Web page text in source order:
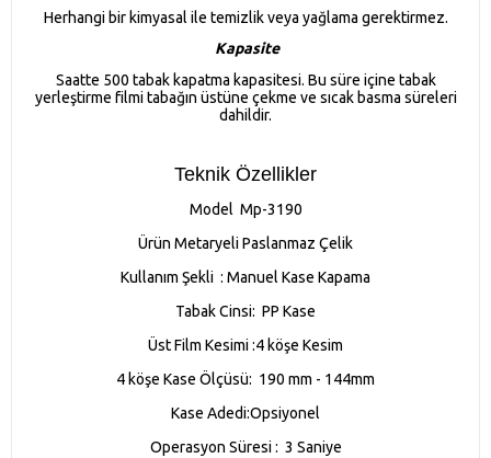
Herhangi bir kimyasal ile temizlik veya yağlama gerektirmez.
Kapasite
Saatte 500 tabak kapatma kapasitesi. Bu süre içine tabak
yerleştirme filmi tabağın üstüne çekme ve sıcak basma süreleri
dahildir.
Teknik Özellikler
Model Mp-3190
Ürün Metaryeli Paslanmaz Çelik
Kullanım Şekli : Manuel Kase Kapama
Tabak Cinsi: PP Kase
Üst Film Kesimi :4 köşe Kesim
4 köşe Kase Ölçüsü: 190 mm - 144mm
Kase Adedi:Opsiyonel
Operasyon Süresi : 3 Saniye